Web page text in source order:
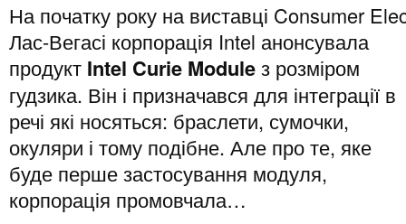
На початку року на виставці Consumer
Лас-Вегасі корпорація Intel анонсувала
продукт Intel Curie Moduleз розміром
гудзика. Він і призначався для інтеграції в
речі які носяться: браслети, сумочки,
окуляри і тому подібне. Але про те, яке
буде перше застосування модуля,
корпорація промовчала…